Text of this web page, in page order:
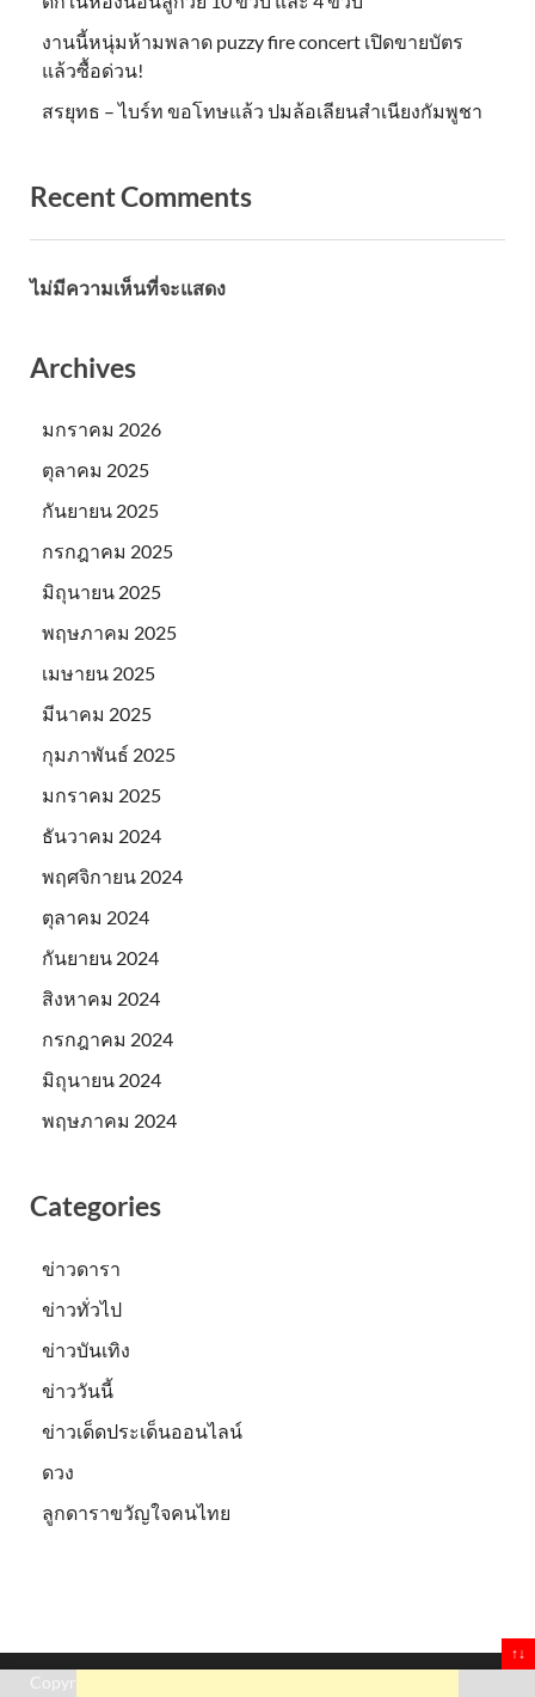
งานนี้หนุ่มห้ามพลาด puzzy fire concert เปิดขายบัตร
แล้วซื้อด่วน!
สรยุทธ – ไบร์ท ขอโทษแล้ว ปมล้อเลียนสำเนียงกัมพูชา
Recent Comments
ไม่มีความเห็นที่จะแสดง
Archives
มกราคม 2026
ตุลาคม 2025
กันยายน 2025
กรกฎาคม 2025
มิถุนายน 2025
พฤษภาคม 2025
เมษายน 2025
มีนาคม 2025
กุมภาพันธ์ 2025
มกราคม 2025
ธันวาคม 2024
พฤศจิกายน 2024
ตุลาคม 2024
กันยายน 2024
สิงหาคม 2024
กรกฎาคม 2024
มิถุนายน 2024
พฤษภาคม 2024
Categories
ข่าวดารา
ข่าวทั่วไป
ข่าวบันเทิง
ข่าววันนี้
ข่าวเด็ดประเด็นออนไลน์
ดวง
ลูกดาราขวัญใจคนไทย
Copyright © 2026
↑↓